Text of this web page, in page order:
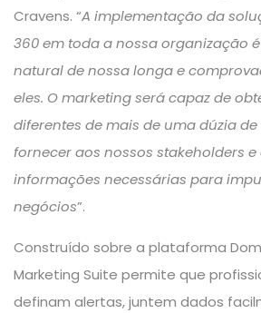
Cravens. “A implementação da
360 em toda a nossa organização
natural de nossa longa e
eles. O marketing será capaz de
diferentes de mais de uma dúzia
fornecer aos nossos stakeholders e
informações necessárias para
negócios”.
Construído sobre a plataforma
Marketing Suite permite que
definam alertas, juntem dados